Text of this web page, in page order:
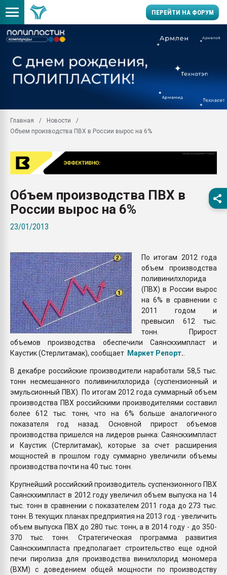
ПЕРЕЙТИ НА ФОРУМ
пластмасс
ситуацией на
поликарбоната и АБС-
26.07.2022 "Сибирский
ПЕРЕЙТИ НА
Главная
Новости
Объем производства ПВХ в России вырос на 6%
Объем производства ПВХ в
России вырос на 6%
23/01/2013
По итогам 2012 года
объем производства
поливинилхлорида
(ПВХ) в России вырос
на 6% в сравнении с
2011 годом и
превысил 612 тыс.
тонн. Прирост
объемов производства обеспечили Саянскхимпласт и
Каустик (Стерлитамак), сообщает Маркет Репорт.
В декабре российские производители наработали 58,5 тыс.
тонн несмешанного поливинилхлорида (суспензионный и
эмульсионный ПВХ). По итогам 2012 года суммарный объем
производства ПВХ российскими производителями составил
более 612 тыс. тонн, что на 6% больше аналогичного
показателя год назад. Основной прирост объемов
производства пришелся на лидеров рынка: Саянскхимпласт
и Каустик (Стерлитамак), которые за счет расширения
мощностей в прошлом году суммарно увеличили объемы
производства почти на 40 тыс. тонн.
Крупнейший российский производитель суспензионного ПВХ
Саянскхимпласт в 2012 году увеличил объем выпуска на 14
тыс. тонн в сравнении с показателем 2011 года до 273 тыс.
тонн. В текущих планах предприятия на 2013 год - увеличить
объем выпуска ПВХ до 280 тыс. тонн, а в 2014 году - до 350-
370 тыс. тонн. Стратегическая программа развития
Саянскхимпласта предполагает строительство еще одной
печи пиролиза для производства винилхлорид мономера
(ВХМ) с доведением общей мощности по производству